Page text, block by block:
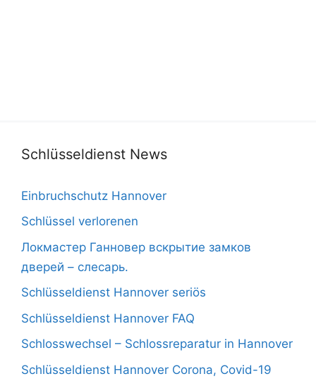
Schlüsseldienst News
Einbruchschutz Hannover
Schlüssel verlorenen
Локмастер Ганновер вскрытие замков
дверей – слесарь.
Schlüsseldienst Hannover seriös
Schlüsseldienst Hannover FAQ
Schlosswechsel – Schlossreparatur in Hannover
Schlüsseldienst Hannover Corona, Covid-19